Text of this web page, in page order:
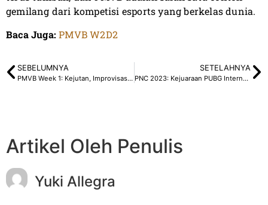
gemilang dari kompetisi esports yang berkelas dunia.
Baca Juga: PMVB W2D2
SEBELUMNYA
PMVB Week 1: Kejutan, Improvisasi dan Dominasi Silih Berganti
SETELAHNYA
PNC 2023: Kejuaraan PUBG Internasional yang Mengagumkan
Artikel Oleh Penulis
Yuki Allegra